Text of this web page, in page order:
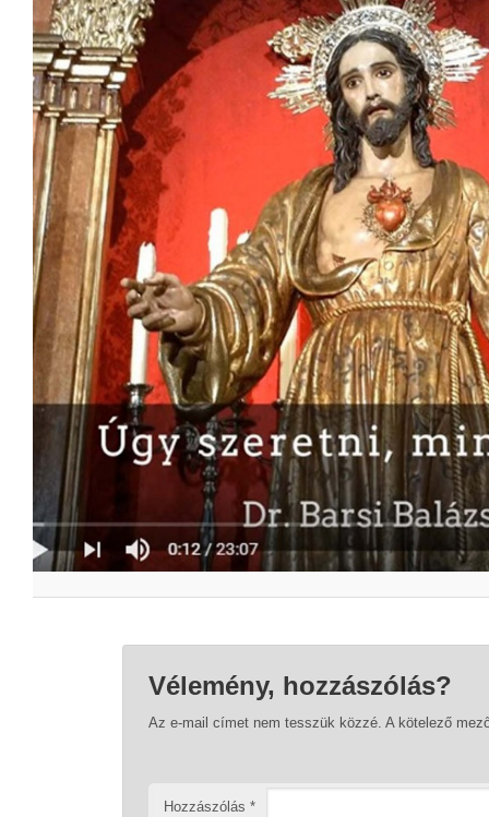
Vélemény, hozzászólás?
Az e-mail címet nem tesszük közzé. A kötelező
Hozzászólás *